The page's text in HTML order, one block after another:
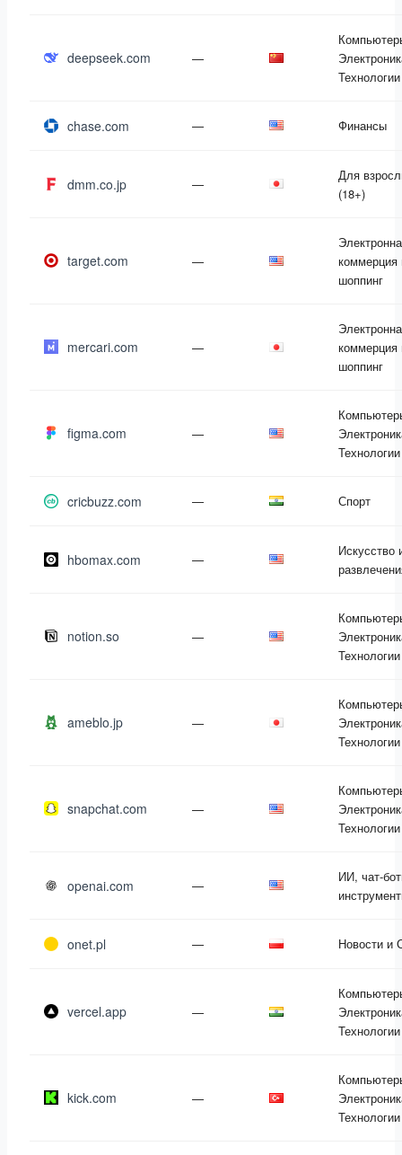
deepseek.com —
Технологии
chase.com — Финансы
dmm.co.jp —
Для
(18+)
target.com —
коммерция
шоппинг
mercari.com —
коммерция
шоппинг
figma.com —
Технологии
cricbuzz.com — Спорт
hbomax.com —
Искусство
notion.so —
Технологии
ameblo.jp —
Технологии
snapchat.com —
Технологии
openai.com —
ИИ, чат-
onet.pl — Новости и
vercel.app —
Технологии
kick.com —
Технологии